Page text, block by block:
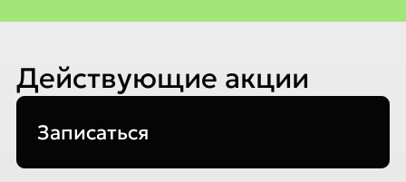
Действующие акции
Записаться